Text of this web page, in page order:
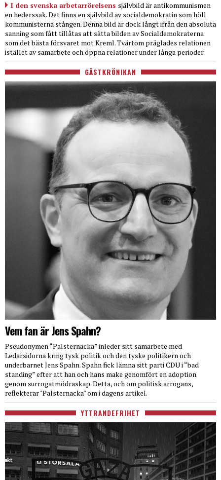
I den svenska arbetarrörelsens självbild är antikommunismen
en hederssak. Det finns en självbild av socialdemokratin som höll
kommunisterna stången. Denna bild är dock långt ifrån den absoluta
sanning som fått tillåtas att sätta bilden av Socialdemokraterna
som det bästa försvaret mot Kreml. Tvärtom präglades relationen
istället av samarbete och öppna relationer under långa perioder.
GÄSTKRÖNIKAN
Vem fan är Jens Spahn?
Pseudonymen “Palsternacka” inleder sitt samarbete med
Ledarsidorna kring tysk politik och den tyske politikern och
underbarnet Jens Spahn. Spahn fick lämna sitt parti CDU i “bad
standing” efter att han och hans make genomfört en adoption
genom surrogatmödraskap. Detta, och om politisk arrogans,
reflekterar "Palsternacka" om i dagens artikel.
YTTRANDEFRIHET